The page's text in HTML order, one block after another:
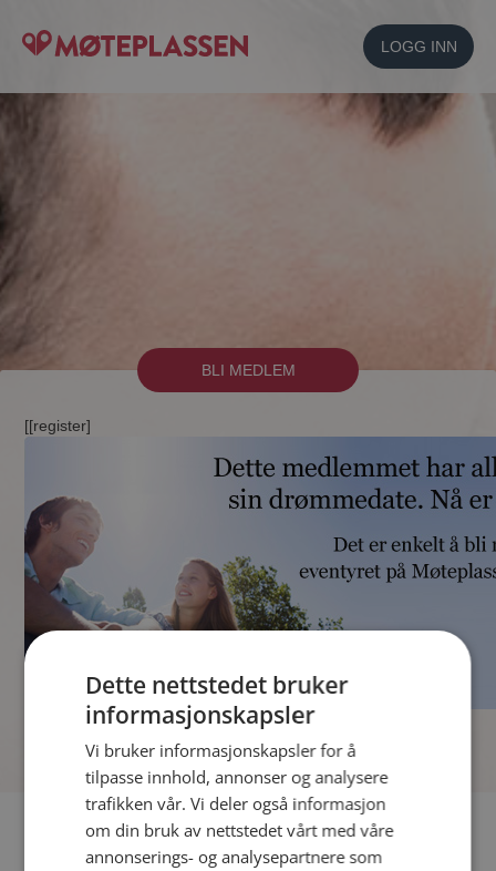
LOGG INN
BLI MEDLEM
[[register]
Fler single
Dette nettstedet bruker
informasjonskapsler
Vi bruker informasjonskapsler for å
tilpasse innhold, annonser og analysere
trafikken vår. Vi deler også informasjon
om din bruk av nettstedet vårt med våre
annonserings- og analysepartnere som